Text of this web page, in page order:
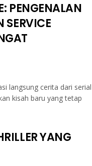
PENGENALAN
SERVICE
langsung cerita dari serial
kisah baru yang tetap
YANG